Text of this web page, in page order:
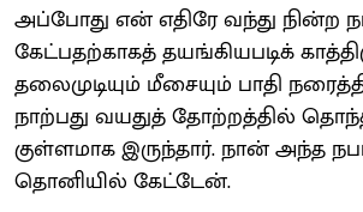
அப்போது என் எதிரே வந்து நின்ற
கேட்பதற்காகத் தயங்கியபடிக்
தலைமுடியும் மீசையும் பாதி
நாற்பது வயதுத் தோற்றத்தில்
குள்ளமாக இருந்தார். நான் அந்த
தொனியில் கேட்டேன்.